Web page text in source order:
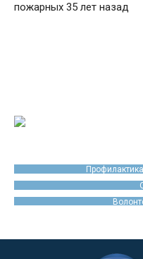
пожарных 35 лет назад